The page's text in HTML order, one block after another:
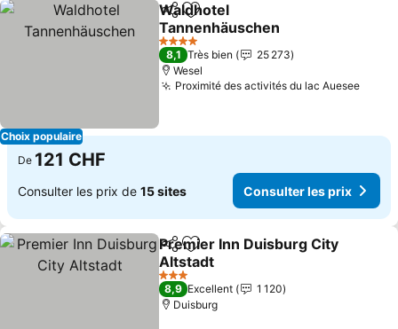
Choix populaire
PartagerAjouter à mes favoris
Waldhotel
Tannenhäuschen
Consulter les prix
4 Étoiles
8,1 Très bien
25 273
Wesel
Proximité des activités du lac Auesee
De 121 CHF
Consulter les prix de 15 sites Consulter les prix
PartagerAjouter à mes favoris
Premier Inn Duisburg City
Altstadt
Consulter les prix
3 Étoiles
8,9 Excellent
1 120
Duisburg